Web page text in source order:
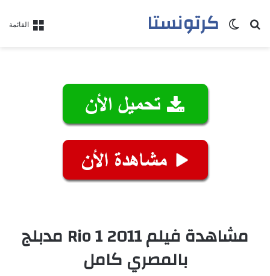
القائمة كرتونستابحث عنالوضع المظلم
مشاهدة فيلم Rio 1 2011 مدبلج
بالمصري كامل